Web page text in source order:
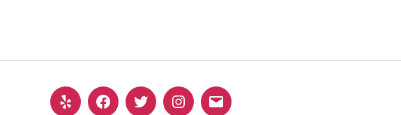
Yelp FacebookTwitterInstagram
E-